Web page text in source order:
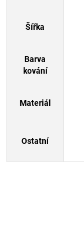
Šířka
Barva
kování
Materiál
Ostatní